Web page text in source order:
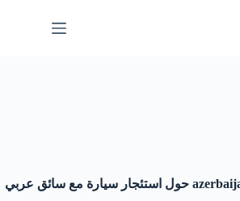
حول استئجار سيارة مع سائق عربي